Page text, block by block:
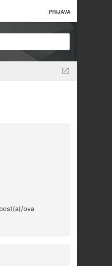
PRIJAVA
ova